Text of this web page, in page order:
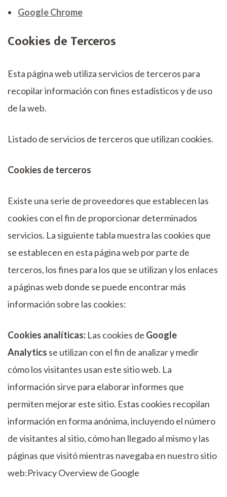
Google Chrome
Cookies de Terceros
Esta página web utiliza servicios de terceros para
recopilar información con fines estadísticos y de uso
de la web.
Listado de servicios de terceros que utilizan cookies.
Cookies de terceros
Existe una serie de proveedores que establecen las
cookies con el fin de proporcionar determinados
servicios. La siguiente tabla muestra las cookies que
se establecen en esta página web por parte de
terceros, los fines para los que se utilizan y los enlaces
a páginas web donde se puede encontrar más
información sobre las cookies:
Cookies analíticas: Las cookies de Google
Analytics se utilizan con el fin de analizar y medir
cómo los visitantes usan este sitio web. La
información sirve para elaborar informes que
permiten mejorar este sitio. Estas cookies recopilan
información en forma anónima, incluyendo el número
de visitantes al sitio, cómo han llegado al mismo y las
páginas que visitó mientras navegaba en nuestro sitio
web:Privacy Overview de Google